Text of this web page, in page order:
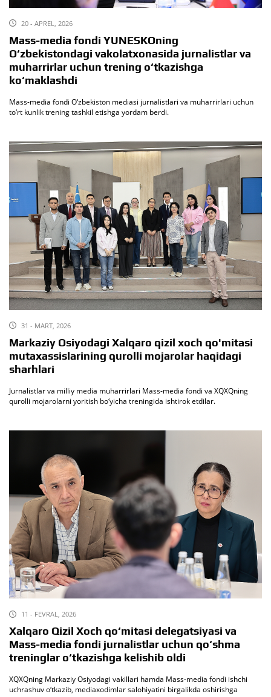
20 - APREL, 2026
Mass-media fondi YUNESKOning
O‘zbekistondagi vakolatxonasida jurnalistlar va
muharrirlar uchun trening o‘tkazishga
ko‘maklashdi
Mass-media fondi O‘zbekiston mediasi jurnalistlari va muharrirlari uchun
to‘rt kunlik trening tashkil etishga yordam berdi.
31 - MART, 2026
Markaziy Osiyodagi Xalqaro qizil xoch qo'mitasi
mutaxassislarining qurolli mojarolar haqidagi
sharhlari
Jurnalistlar va milliy media muharrirlari Mass-media fondi va XQXQning
qurolli mojarolarni yoritish bo‘yicha treningida ishtirok etdilar.
11 - FEVRAL, 2026
Xalqaro Qizil Xoch qo‘mitasi delegatsiyasi va
Mass-media fondi jurnalistlar uchun qo‘shma
treninglar o‘tkazishga kelishib oldi
XQXQning Markaziy Osiyodagi vakillari hamda Mass-media fondi ishchi
uchrashuv o‘tkazib, mediaxodimlar salohiyatini birgalikda oshirishga